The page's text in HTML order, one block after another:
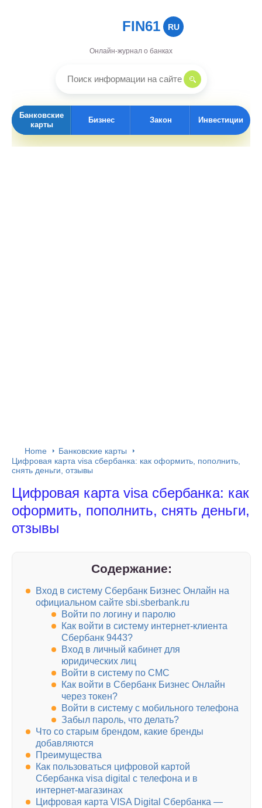
FIN61 RU
Онлайн-журнал о банках
Банковские
карты
Бизнес Закон Инвестиции
Home
Банковские карты
Цифровая карта visa сбербанка: как оформить, пополнить,
снять деньги, отзывы
Цифровая карта visa сбербанка: как
оформить, пополнить, снять деньги,
отзывы
Содержание:
Вход в систему Сбербанк Бизнес Онлайн на
официальном сайте sbi.sberbank.ru
Войти по логину и паролю
Как войти в систему интернет-клиента
Сбербанк 9443?
Вход в личный кабинет для
юридических лиц
Войти в систему по СМС
Как войти в Сбербанк Бизнес Онлайн
через токен?
Войти в систему с мобильного телефона
Забыл пароль, что делать?
Что со старым брендом, какие бренды
добавляются
Преимущества
Как пользоваться цифровой картой
Сбербанка visa digital с телефона и в
интернет-магазинах
Цифровая карта VISA Digital Сбербанка —